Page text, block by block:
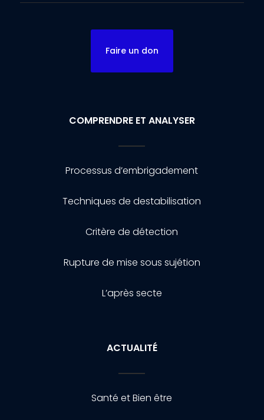
Faire un don
COMPRENDRE ET ANALYSER
Processus d’embrigadement
Techniques de destabilisation
Critère de détection
Rupture de mise sous sujétion
L’après secte
ACTUALITÉ
Santé et Bien être